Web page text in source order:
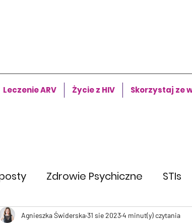
Leczenie ARV Życie z HIV Skorzystaj ze
Zdrowie Psychiczne STIs
Agnieszka Świderska31 sie 20234 minut(y) czytania